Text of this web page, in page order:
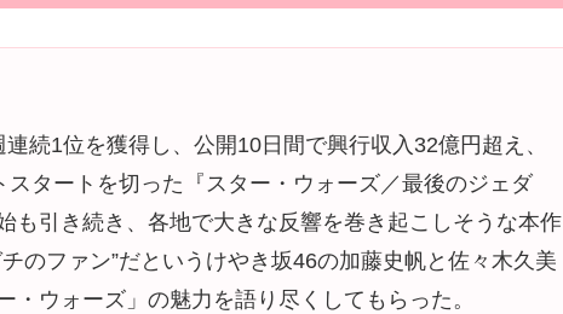
続1位を獲得し、公開10日間で興行収入32億円超え、
タートを切った『スター・ウォーズ／最後のジェダ
も引き続き、各地で大きな反響を巻き起こしそうな本作
のファン”だというけやき坂46の加藤史帆と佐々木久美
・ウォーズ」の魅力を語り尽くしてもらった。